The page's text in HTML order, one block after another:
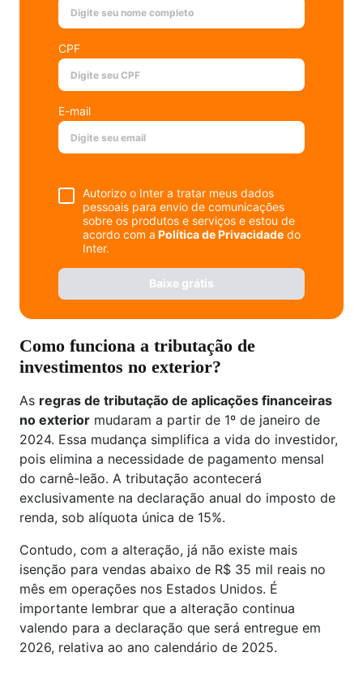
CPF
E-mail
Autorizo o Inter a tratar meus dados
pessoais para envio de comunicações
sobre os produtos e serviços e estou de
acordo com a Política de Privacidade do
Inter.
Baixe grátis
Como funciona a tributação de
investimentos no exterior?
As regras de tributação de aplicações financeiras
no exterior mudaram a partir de 1º de janeiro de
2024. Essa mudança simplifica a vida do investidor,
pois elimina a necessidade de pagamento mensal
do carnê-leão. A tributação acontecerá
exclusivamente na declaração anual do imposto de
renda, sob alíquota única de 15%.
Contudo, com a alteração, já não existe mais
isenção para vendas abaixo de R$ 35 mil reais no
mês em operações nos Estados Unidos. É
importante lembrar que a alteração continua
valendo para a declaração que será entregue em
2026, relativa ao ano calendário de 2025.